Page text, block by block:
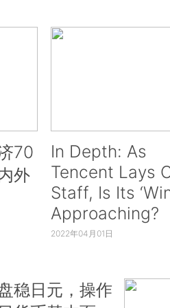
70
外
In Depth: As
Tencent Lays
Staff, Is Its
Approaching?
2022年04月01日
稳日元，操作